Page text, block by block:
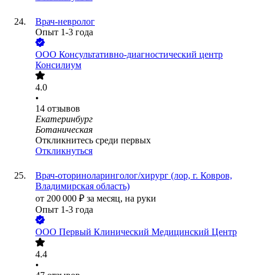
Врач-невролог
Опыт 1-3 года
ООО Консультативно-диагностический центр
Консилиум
4.0
•
14 отзывов
Екатеринбург
Ботаническая
Откликнитесь среди первых
Откликнуться
Врач-оториноларинголог/хирург (лор, г. Ковров,
Владимирская область)
от 200 000 ₽ за месяц, на руки
Опыт 1-3 года
ООО Первый Клинический Медицинский Центр
4.4
•